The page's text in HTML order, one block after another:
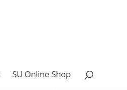
SU Online Shop